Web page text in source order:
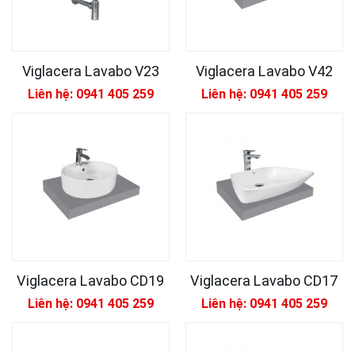
Viglacera Lavabo V23
Liên hệ: 0941 405 259
Viglacera Lavabo V42
Liên hệ: 0941 405 259
Viglacera Lavabo CD19
Liên hệ: 0941 405 259
Viglacera Lavabo CD17
Liên hệ: 0941 405 259